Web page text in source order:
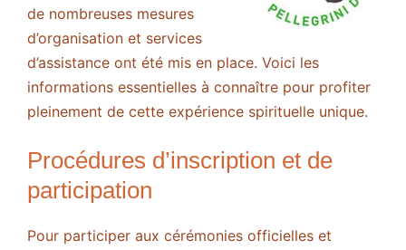
de nombreuses mesures
d’organisation et services
d’assistance ont été mis en place. Voici les
informations essentielles à connaître pour profiter
pleinement de cette expérience spirituelle unique.
Procédures d’inscription et de
participation
Pour participer aux cérémonies officielles et